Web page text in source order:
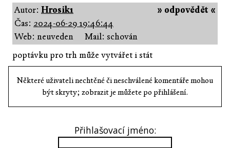
» odpovědět «
Autor: Hrosik1
Čas: 2024-06-29 19:46:44
Web: neuveden
Mail: schován
poptávku pro trh může vytvářet i stát
Některé uživateli nechtěné či neschválené komentáře mohou
být skryty; zobrazit je můžete po přihlášení.
Přihlašovací jméno: